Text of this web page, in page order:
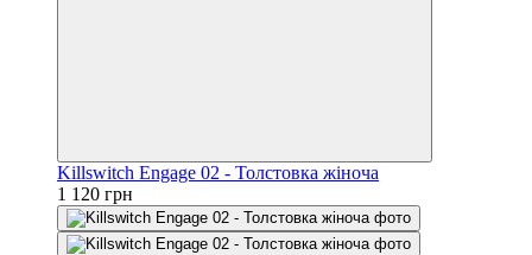
Killswitch Engage 02 - Толстовка жіноча
1 120 грн